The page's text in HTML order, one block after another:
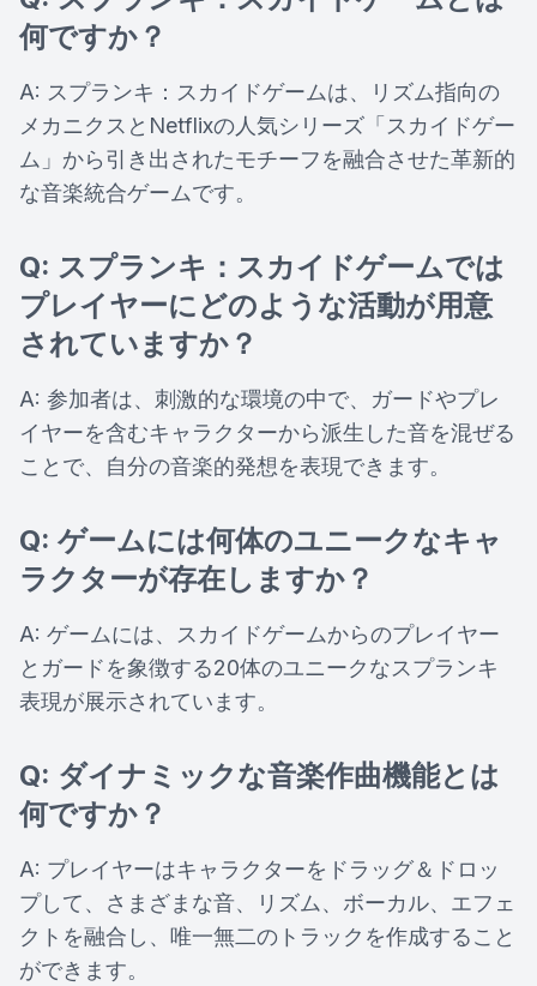
何ですか？
A: スプランキ：スカイドゲームは、リズム指向の
メカニクスとNetflixの人気シリーズ「スカイドゲー
ム」から引き出されたモチーフを融合させた革新的
な音楽統合ゲームです。
Q: スプランキ：スカイドゲームでは
プレイヤーにどのような活動が用意
されていますか？
A: 参加者は、刺激的な環境の中で、ガードやプレ
イヤーを含むキャラクターから派生した音を混ぜる
ことで、自分の音楽的発想を表現できます。
Q: ゲームには何体のユニークなキャ
ラクターが存在しますか？
A: ゲームには、スカイドゲームからのプレイヤー
とガードを象徴する20体のユニークなスプランキ
表現が展示されています。
Q: ダイナミックな音楽作曲機能とは
何ですか？
A: プレイヤーはキャラクターをドラッグ＆ドロッ
プして、さまざまな音、リズム、ボーカル、エフェ
クトを融合し、唯一無二のトラックを作成すること
ができます。